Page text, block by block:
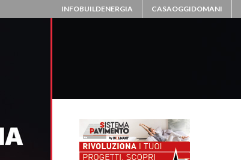
INFOBUILDENERGIA CASAOGGIDOMANI